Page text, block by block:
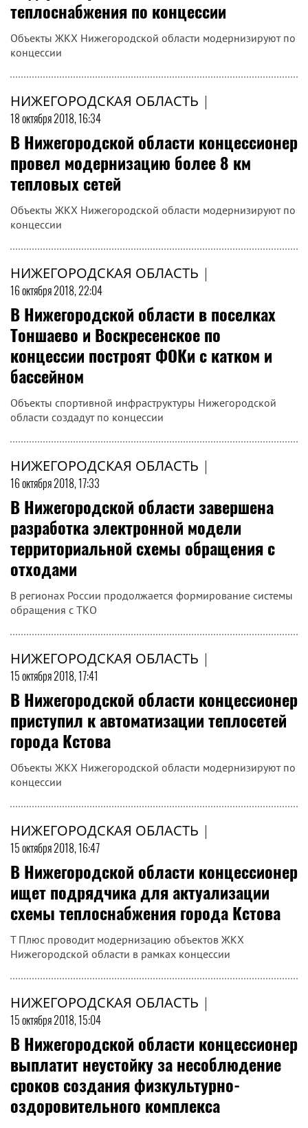
теплоснабжения по концессии
Объекты ЖКХ Нижегородской области модернизируют по
концессии
НИЖЕГОРОДСКАЯ ОБЛАСТЬ |
18 октября 2018, 16:34
В Нижегородской области концессионер
провел модернизацию более 8 км
тепловых сетей
Объекты ЖКХ Нижегородской области модернизируют по
концессии
НИЖЕГОРОДСКАЯ ОБЛАСТЬ |
16 октября 2018, 22:04
В Нижегородской области в поселках
Тоншаево и Воскресенское по
концессии построят ФОКи с катком и
бассейном
Объекты спортивной инфраструктуры Нижегородской
области создадут по концессии
НИЖЕГОРОДСКАЯ ОБЛАСТЬ |
16 октября 2018, 17:33
В Нижегородской области завершена
разработка электронной модели
территориальной схемы обращения с
отходами
В регионах России продолжается формирование системы
обращения с ТКО
НИЖЕГОРОДСКАЯ ОБЛАСТЬ |
15 октября 2018, 17:41
В Нижегородской области концессионер
приступил к автоматизации теплосетей
города Кстова
Объекты ЖКХ Нижегородской области модернизируют по
концессии
НИЖЕГОРОДСКАЯ ОБЛАСТЬ |
15 октября 2018, 16:47
В Нижегородской области концессионер
ищет подрядчика для актуализации
схемы теплоснабжения города Кстова
Т Плюс проводит модернизацию объектов ЖКХ
Нижегородской области в рамках концессии
НИЖЕГОРОДСКАЯ ОБЛАСТЬ |
15 октября 2018, 15:04
В Нижегородской области концессионер
выплатит неустойку за несоблюдение
сроков создания физкультурно-
оздоровительного комплекса